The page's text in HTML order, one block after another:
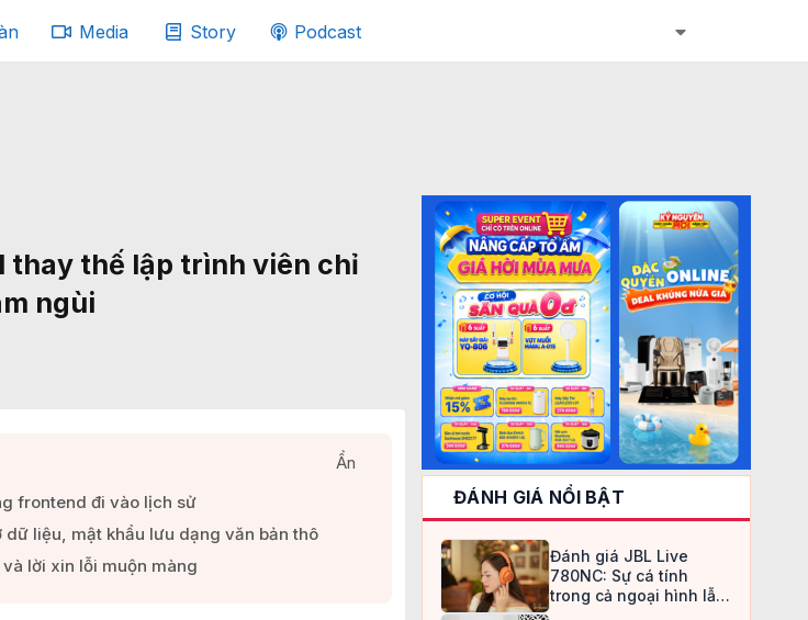
Media Story Podcast
thay thế lập trình viên chỉ
ngùi
Ẩn
frontend đi vào lịch sử​
liệu, mật khẩu lưu dạng văn bản thô​
lời xin lỗi muộn màng​
ĐÁNH GIÁ NỔI BẬT
Đánh giá JBL Live
780NC: Sự cá tính
trong cả ngoại hình lẫn